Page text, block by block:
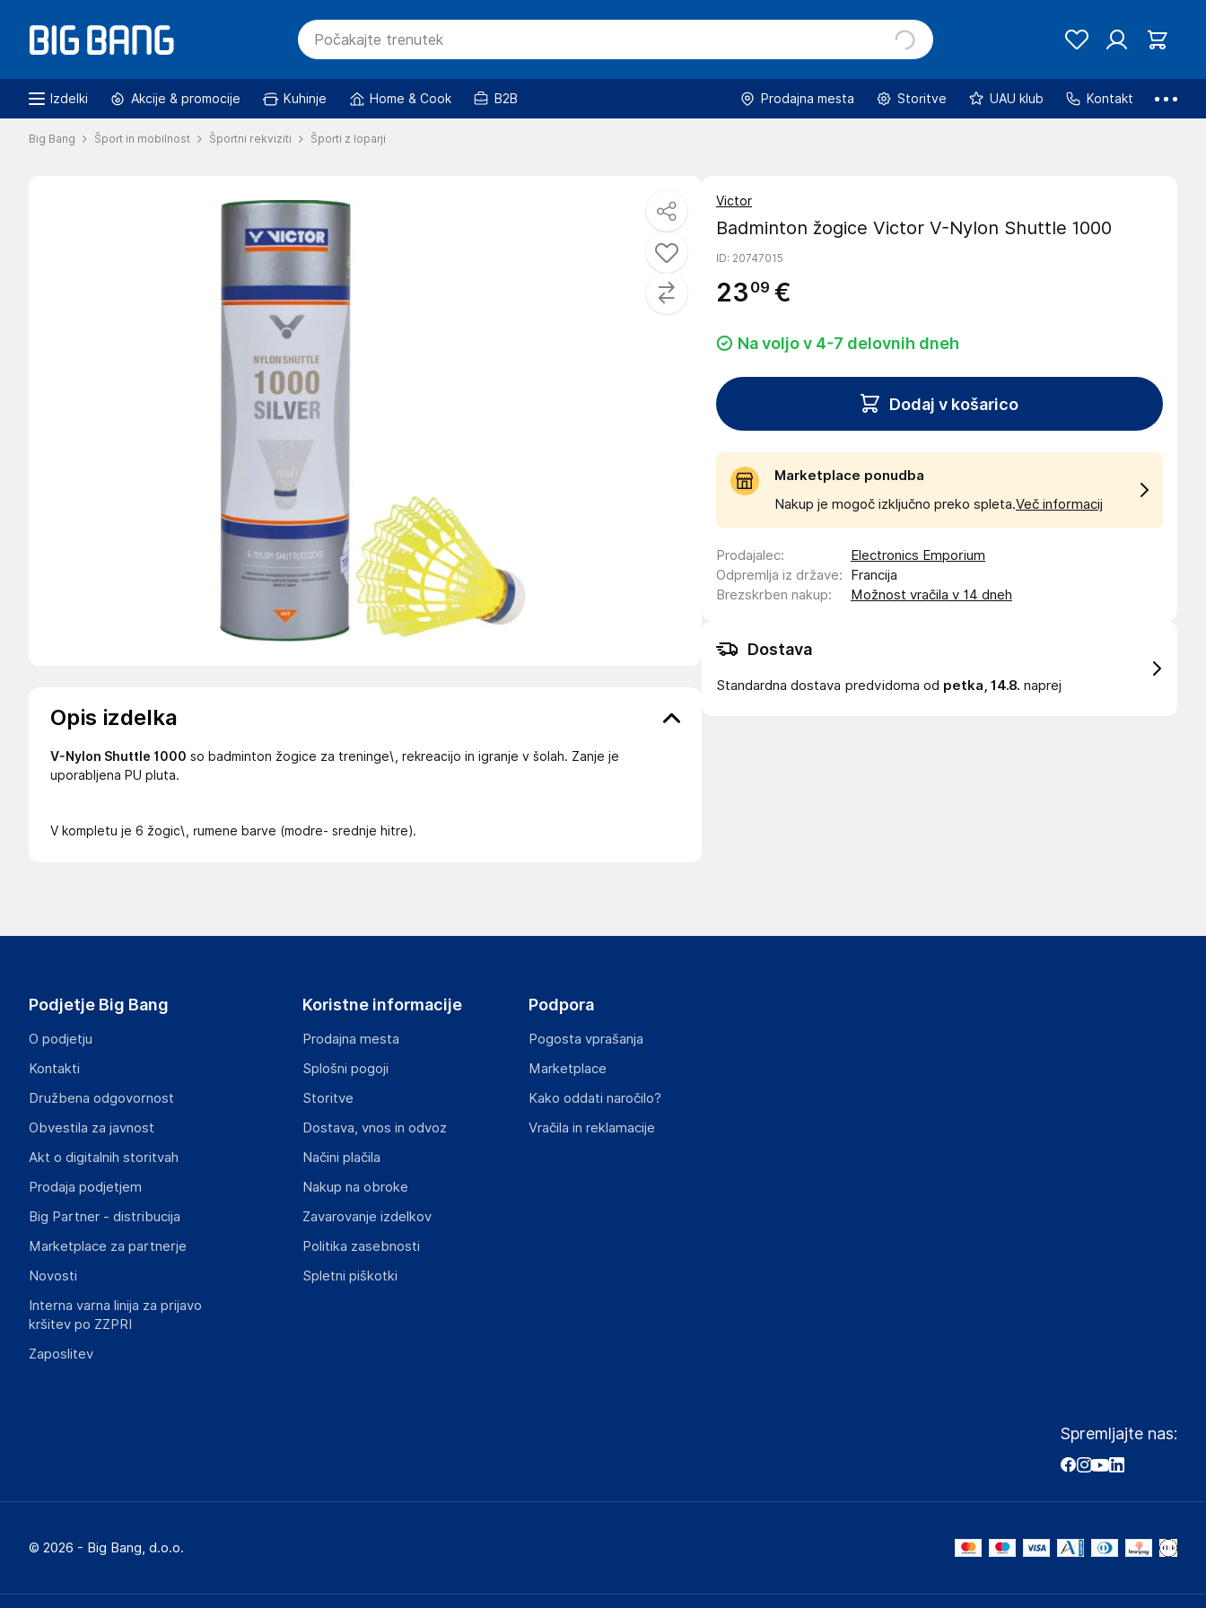
Izdelki Akcije & promocije Kuhinje Home & Cook B2B Prodajna mesta Storitve UAU klub Kontakt
Big Bang Šport in mobilnost Športni rekviziti Športi z loparji
Opis izdelka
V-Nylon Shuttle 1000 so badminton žogice za treninge\, rekreacijo in igranje v šolah. Zanje je
uporabljena PU pluta.
V kompletu je 6 žogic\, rumene barve (modre- srednje hitre).
Victor
Badminton žogice Victor V-Nylon Shuttle 1000
ID: 20747015
23 09 €
Na voljo v 4-7 delovnih dneh
Dodaj v košarico
Marketplace ponudba
Nakup je mogoč izključno preko spleta.Več informacij
Prodajalec:
Electronics Emporium
Odpremlja iz države:
Francija
Brezskrben nakup: Možnost vračila v 14 dneh
Dostava
Standardna dostava predvidoma od petka, 14.8. naprej
Podjetje Big Bang
O podjetju
Kontakti
Družbena odgovornost
Obvestila za javnost
Akt o digitalnih storitvah
Prodaja podjetjem
Big Partner - distribucija
Marketplace za partnerje
Novosti
Interna varna linija za prijavo
kršitev po ZZPRI
Zaposlitev
Koristne informacije
Prodajna mesta
Splošni pogoji
Storitve
Dostava, vnos in odvoz
Načini plačila
Nakup na obroke
Zavarovanje izdelkov
Politika zasebnosti
Spletni piškotki
Podpora
Pogosta vprašanja
Marketplace
Kako oddati naročilo?
Vračila in reklamacije
Spremljajte nas:
© 2026 - Big Bang, d.o.o.